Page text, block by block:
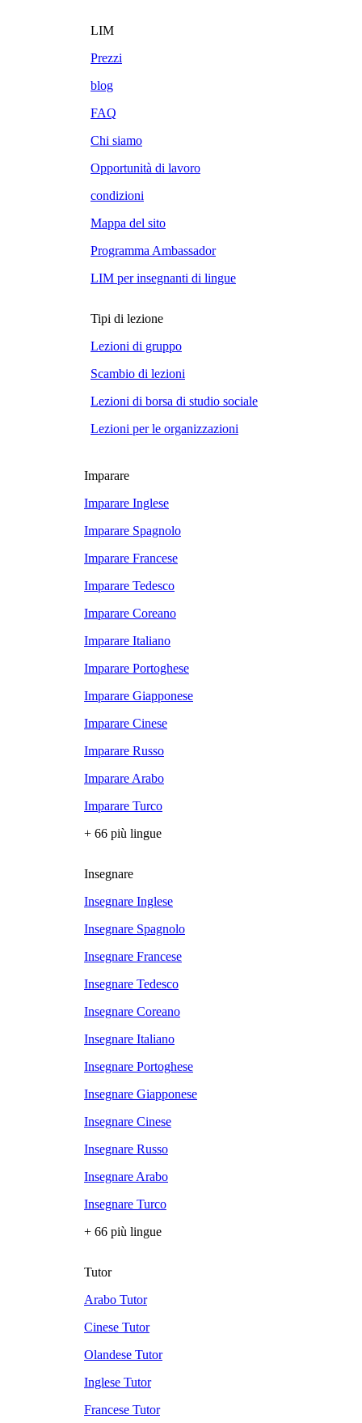
LIM
Prezzi
blog
FAQ
Chi siamo
Opportunità di lavoro
condizioni
Mappa del sito
Programma Ambassador
LIM per insegnanti di lingue
Tipi di lezione
Lezioni di gruppo
Scambio di lezioni
Lezioni di borsa di studio sociale
Lezioni per le organizzazioni
Imparare
Imparare Inglese
Imparare Spagnolo
Imparare Francese
Imparare Tedesco
Imparare Coreano
Imparare Italiano
Imparare Portoghese
Imparare Giapponese
Imparare Cinese
Imparare Russo
Imparare Arabo
Imparare Turco
+ 66 più lingue
Insegnare
Insegnare Inglese
Insegnare Spagnolo
Insegnare Francese
Insegnare Tedesco
Insegnare Coreano
Insegnare Italiano
Insegnare Portoghese
Insegnare Giapponese
Insegnare Cinese
Insegnare Russo
Insegnare Arabo
Insegnare Turco
+ 66 più lingue
Tutor
Arabo Tutor
Cinese Tutor
Olandese Tutor
Inglese Tutor
Francese Tutor